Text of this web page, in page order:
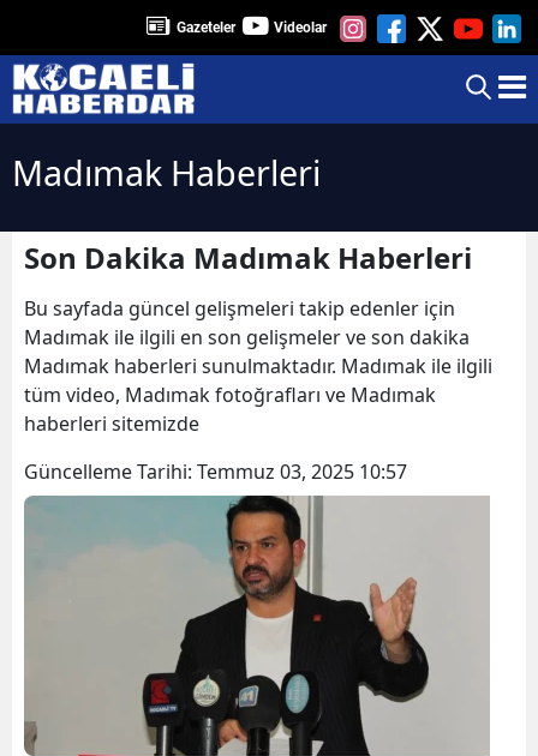
Gazeteler Videolar
Madımak Haberleri
Son Dakika Madımak Haberleri
Bu sayfada güncel gelişmeleri takip edenler için
Madımak ile ilgili en son gelişmeler ve son dakika
Madımak haberleri sunulmaktadır. Madımak ile ilgili
tüm video, Madımak fotoğrafları ve Madımak
haberleri sitemizde
Güncelleme Tarihi: Temmuz 03, 2025 10:57